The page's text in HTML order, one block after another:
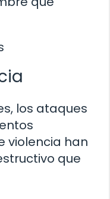
los ataques
violencia han
que